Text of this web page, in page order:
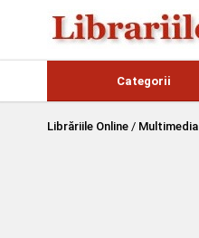
Categorii
Librăriile Online / Multimedia